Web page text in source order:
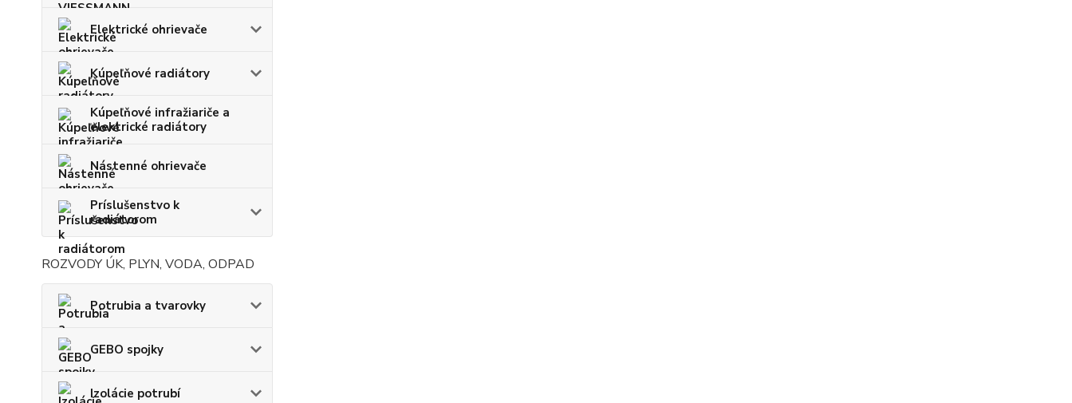
Elektrické ohrievače
Kúpeľňové radiátory
Kúpeľňové infražiariče a
elektrické radiátory
Nástenné ohrievače
Príslušenstvo k
radiátorom
ROZVODY ÚK, PLYN, VODA, ODPAD
Potrubia a tvarovky
GEBO spojky
Izolácie potrubí